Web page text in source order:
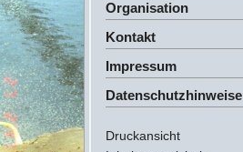
Organisation
Kontakt
Impressum
Datenschutzhinweise
Druckansicht